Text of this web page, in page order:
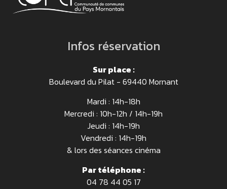
Infos réservation
Sur place :
Boulevard du Pilat - 69440 Mornant
Mardi : 14h-18h
Mercredi : 10h-12h / 14h-19h
Jeudi : 14h-19h
Vendredi : 14h-19h
& lors des séances cinéma
Par téléphone :
04 78 44 05 17